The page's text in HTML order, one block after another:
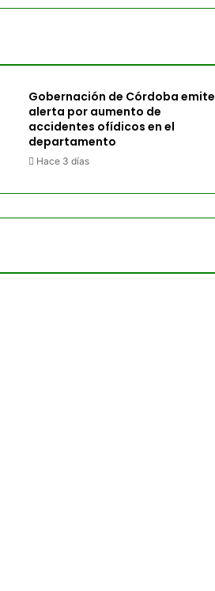
Gobernación de Córdoba emite
alerta por aumento de
accidentes ofídicos en el
departamento
Hace 3 días